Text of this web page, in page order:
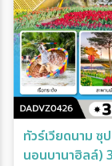
ทัวร์เวียดนาม ซุ
นอนบานาฮิลล์)